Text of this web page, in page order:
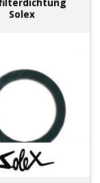
Solex